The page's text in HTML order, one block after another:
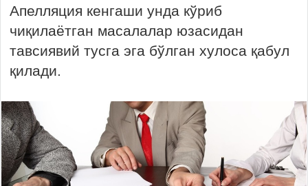
Апелляция кенгаши унда кўриб
чиқилаётган масалалар юзасидан
тавсиявий тусга эга бўлган хулоса қабул
қилади.